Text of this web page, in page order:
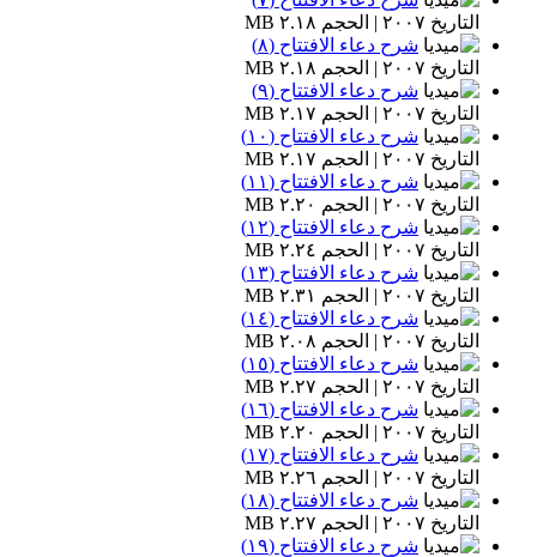
التاريخ ٢٠٠٧ | الحجم ٢.١٨ MB
شرح دعاء الافتتاح (٨)
التاريخ ٢٠٠٧ | الحجم ٢.١٨ MB
شرح دعاء الافتتاح (٩)
التاريخ ٢٠٠٧ | الحجم ٢.١٧ MB
شرح دعاء الافتتاح (١٠)
التاريخ ٢٠٠٧ | الحجم ٢.١٧ MB
شرح دعاء الافتتاح (١١)
التاريخ ٢٠٠٧ | الحجم ٢.٢٠ MB
شرح دعاء الافتتاح (١٢)
التاريخ ٢٠٠٧ | الحجم ٢.٢٤ MB
شرح دعاء الافتتاح (١٣)
التاريخ ٢٠٠٧ | الحجم ٢.٣١ MB
شرح دعاء الافتتاح (١٤)
التاريخ ٢٠٠٧ | الحجم ٢.٠٨ MB
شرح دعاء الافتتاح (١٥)
التاريخ ٢٠٠٧ | الحجم ٢.٢٧ MB
شرح دعاء الافتتاح (١٦)
التاريخ ٢٠٠٧ | الحجم ٢.٢٠ MB
شرح دعاء الافتتاح (١٧)
التاريخ ٢٠٠٧ | الحجم ٢.٢٦ MB
شرح دعاء الافتتاح (١٨)
التاريخ ٢٠٠٧ | الحجم ٢.٢٧ MB
شرح دعاء الافتتاح (١٩)